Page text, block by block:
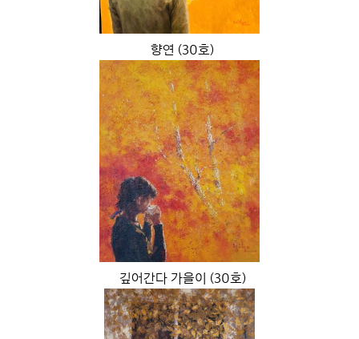
향연 (30호)
깊어간다 가을이 (30호)